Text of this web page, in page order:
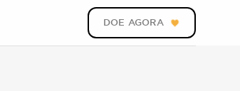
DOE AGORA